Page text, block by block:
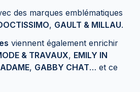
des marques emblématiques
, GAULT & MILLAU.
viennent également enrichir
& TRAVAUX, EMILY IN
, GABBY CHAT… et ce